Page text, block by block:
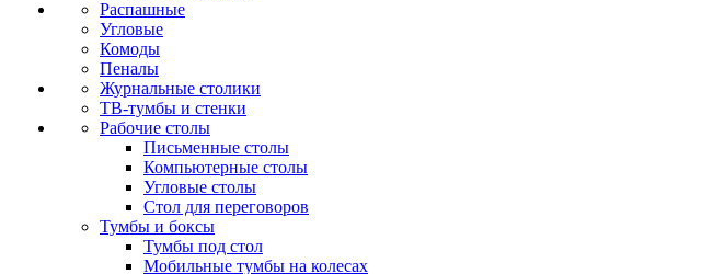
Распашные
Угловые
Комоды
Пеналы
Журнальные столики
ТВ‑тумбы и стенки
Рабочие столы
Письменные столы
Компьютерные столы
Угловые столы
Стол для переговоров
Тумбы и боксы
Тумбы под стол
Мобильные тумбы на колесах